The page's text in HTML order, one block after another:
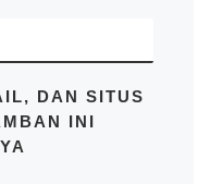
DAN SITUS
INI